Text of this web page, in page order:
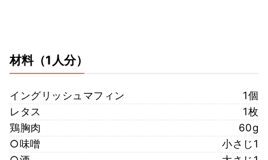
材料（1人分）
イングリッシュマフィン
1個
レタス
1枚
鶏胸肉
60g
○味噌
小さじ1